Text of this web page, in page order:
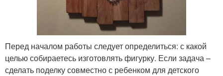
Перед началом работы следует определиться: с какой
целью собираетесь изготовлять фигурку. Если задача –
сделать поделку совместно с ребенком для детского